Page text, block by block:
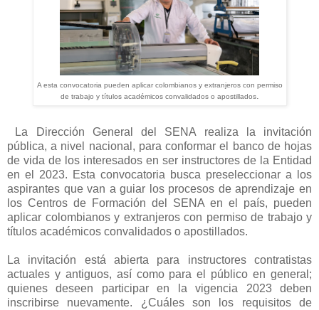
A esta convocatoria pueden aplicar colombianos y extranjeros con permiso
de trabajo y títulos académicos convalidados o apostillados.
La Dirección General del SENA realiza la invitación
pública, a nivel nacional, para conformar el banco de hojas
de vida de los interesados en ser instructores de la Entidad
en el 2023. Esta convocatoria busca preseleccionar a los
aspirantes que van a guiar los procesos de aprendizaje en
los Centros de Formación del SENA en el país, pueden
aplicar colombianos y extranjeros con permiso de trabajo y
títulos académicos convalidados o apostillados.
La invitación está abierta para instructores contratistas
actuales y antiguos, así como para el público en general;
quienes deseen participar en la vigencia 2023 deben
inscribirse nuevamente. ¿Cuáles son los requisitos de